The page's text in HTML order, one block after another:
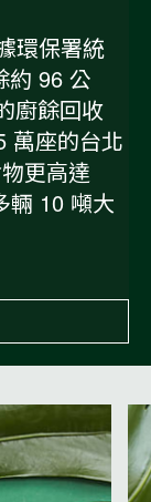
環保署統
約 96 公
廚餘回收
萬座的台北
更高達
輛 10 噸大